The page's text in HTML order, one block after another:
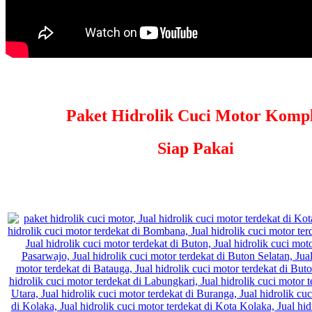
Paket Hidrolik Cuci Motor
Siap Pakai